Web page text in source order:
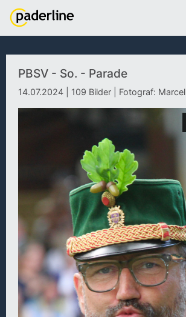
PBSV - So. - Parade
14.07.2024 | 109 Bilder | Fotograf: Marcel